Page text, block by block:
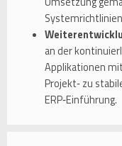
an der
Applikationen
Projekt‑ zu
ERP‑Einführung.